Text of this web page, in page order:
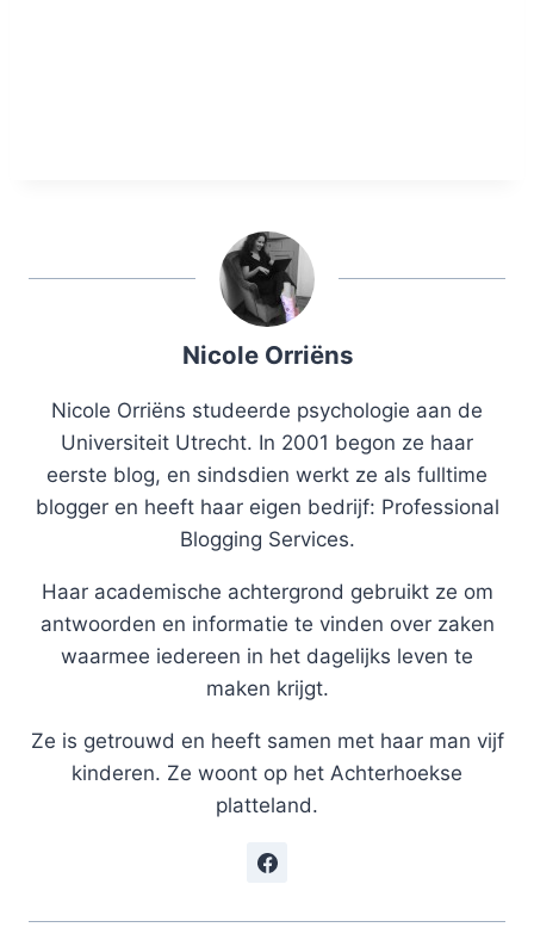
Nicole Orriëns
Nicole Orriëns studeerde psychologie aan de
Universiteit Utrecht. In 2001 begon ze haar
eerste blog, en sindsdien werkt ze als fulltime
blogger en heeft haar eigen bedrijf: Professional
Blogging Services.
Haar academische achtergrond gebruikt ze om
antwoorden en informatie te vinden over zaken
waarmee iedereen in het dagelijks leven te
maken krijgt.
Ze is getrouwd en heeft samen met haar man vijf
kinderen. Ze woont op het Achterhoekse
platteland.